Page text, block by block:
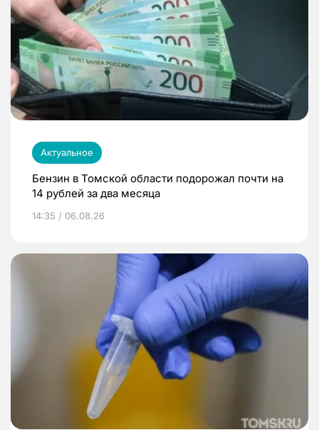
Актуальное
Бензин в Томской области подорожал почти на
14 рублей за два месяца
14:35 / 06.08.26